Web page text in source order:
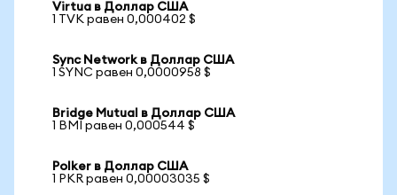
Virtua в Доллар США
1 TVK равен 0,000402 $
Sync Network в Доллар США
1 SYNC равен 0,0000958 $
Bridge Mutual в Доллар США
1 BMI равен 0,000544 $
Polker в Доллар США
1 PKR равен 0,00003035 $